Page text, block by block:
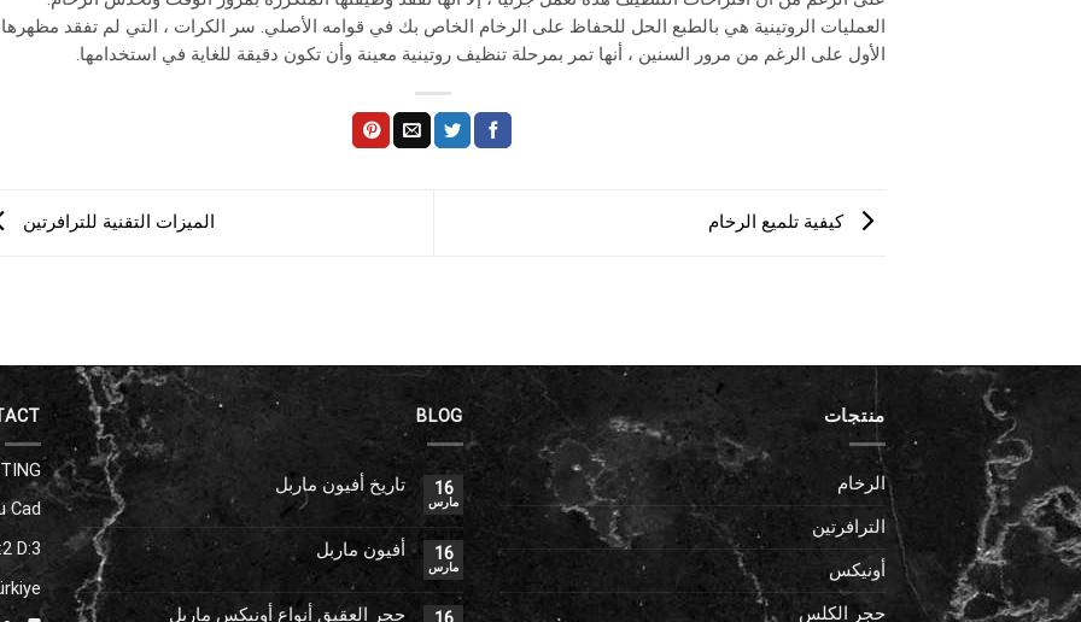
العمليات الروتينية هي بالطبع الحل للحفاظ على الرخام الخاص بك في قوامه الأصلي. سر الكرات ، التي لم تفقد مظهرها
الأول على الرغم من مرور السنين ، أنها تمر بمرحلة تنظيف روتينية معينة وأن تكون دقيقة للغاية في استخدامها.
كيفية تلميع الرخام الميزات التقنية للترافرتين
منتجات
الرخام
الترافرتين
أونيكس
حجر الكلس
BLOG
16
مارس
تاريخ أفيون ماربل
16
مارس
أفيون ماربل
حجر العقيق أنواع أونيكس ماربل
Cad.
D:3